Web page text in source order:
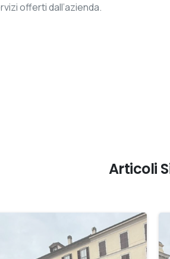
offerti dall’azienda.
Articoli